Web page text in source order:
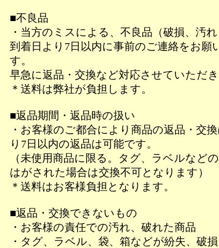
■不良品
・当方のミスによる、不良品（破損、汚
到着日より7日以内に事前のご連絡をお願
す。
早急に返品・交換など対応させていただ
＊送料は弊社が負担します。
■返品期間・返品時の扱い
・お客様のご都合により商品の返品・交
り7日以内の返品は可能です。
（未使用商品に限る。タグ、ラベルなど
はがされた場合は交換不可となります）
＊送料はお客様負担となります。
■返品・交換できないもの
・お客様の責任での汚れ、破れた商品
・タグ、ラベル、袋、箱などが紛失、破